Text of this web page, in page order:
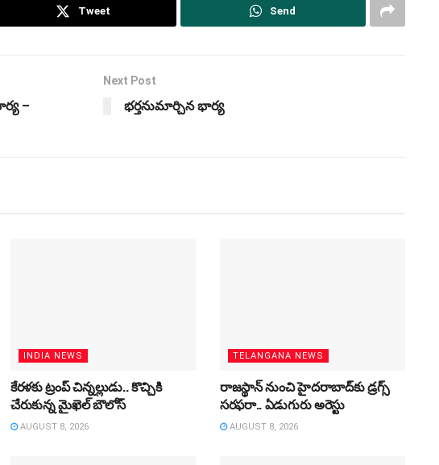
Tweet Send
–
Next Post
భర్తనుమార్చిన భార్య
INDIA NEWS
కేరళకు ట్రంప్‌ చిన్నల్లుడు.. కొచ్చికి
చేరుకున్న మైఖెల్‌ బౌలోస్‌
AUGUST 8, 2026
TELANGANA NEWS
రాజస్థాన్‌ నుంచి హైదరాబాద్‌కు డ్రగ్స్‌
సరఫరా.. ఏడుగురు అరెస్టు
AUGUST 8, 2026